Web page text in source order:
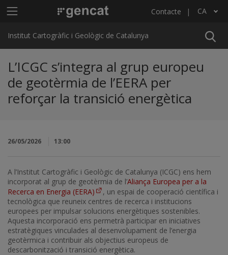
Menú principal ICGC Contacte CA
Llista les accions addicionals
Institut Cartogràfic i Geològic de Catalunya
L’ICGC s’integra al grup europeu
de geotèrmia de l’EERA per
reforçar la transició energètica
26/05/2026 13:00
A l’Institut Cartogràfic i Geològic de Catalunya (ICGC) ens hem
incorporat al grup de geotèrmia de l’Aliança Europea per a la
Recerca en Energia (EERA)
, un espai de cooperació científica i
tecnològica que reuneix centres de recerca i institucions
europees per impulsar solucions energètiques sostenibles.
Aquesta incorporació ens permetrà participar en iniciatives
estratègiques vinculades al desenvolupament de l’energia
geotèrmica i contribuir als objectius europeus de
descarbonització i transició energètica.